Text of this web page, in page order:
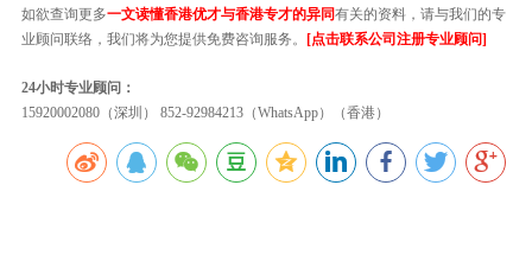
如欲查询更多一文读懂香港优才与香港专才的异同有关的资料，请与我们的专
业顾问联络，我们将为您提供免费咨询服务。 [点击联系公司注册专业顾问]
24小时专业顾问：
15920002080（深圳） 852-92984213（WhatsApp）（香港）